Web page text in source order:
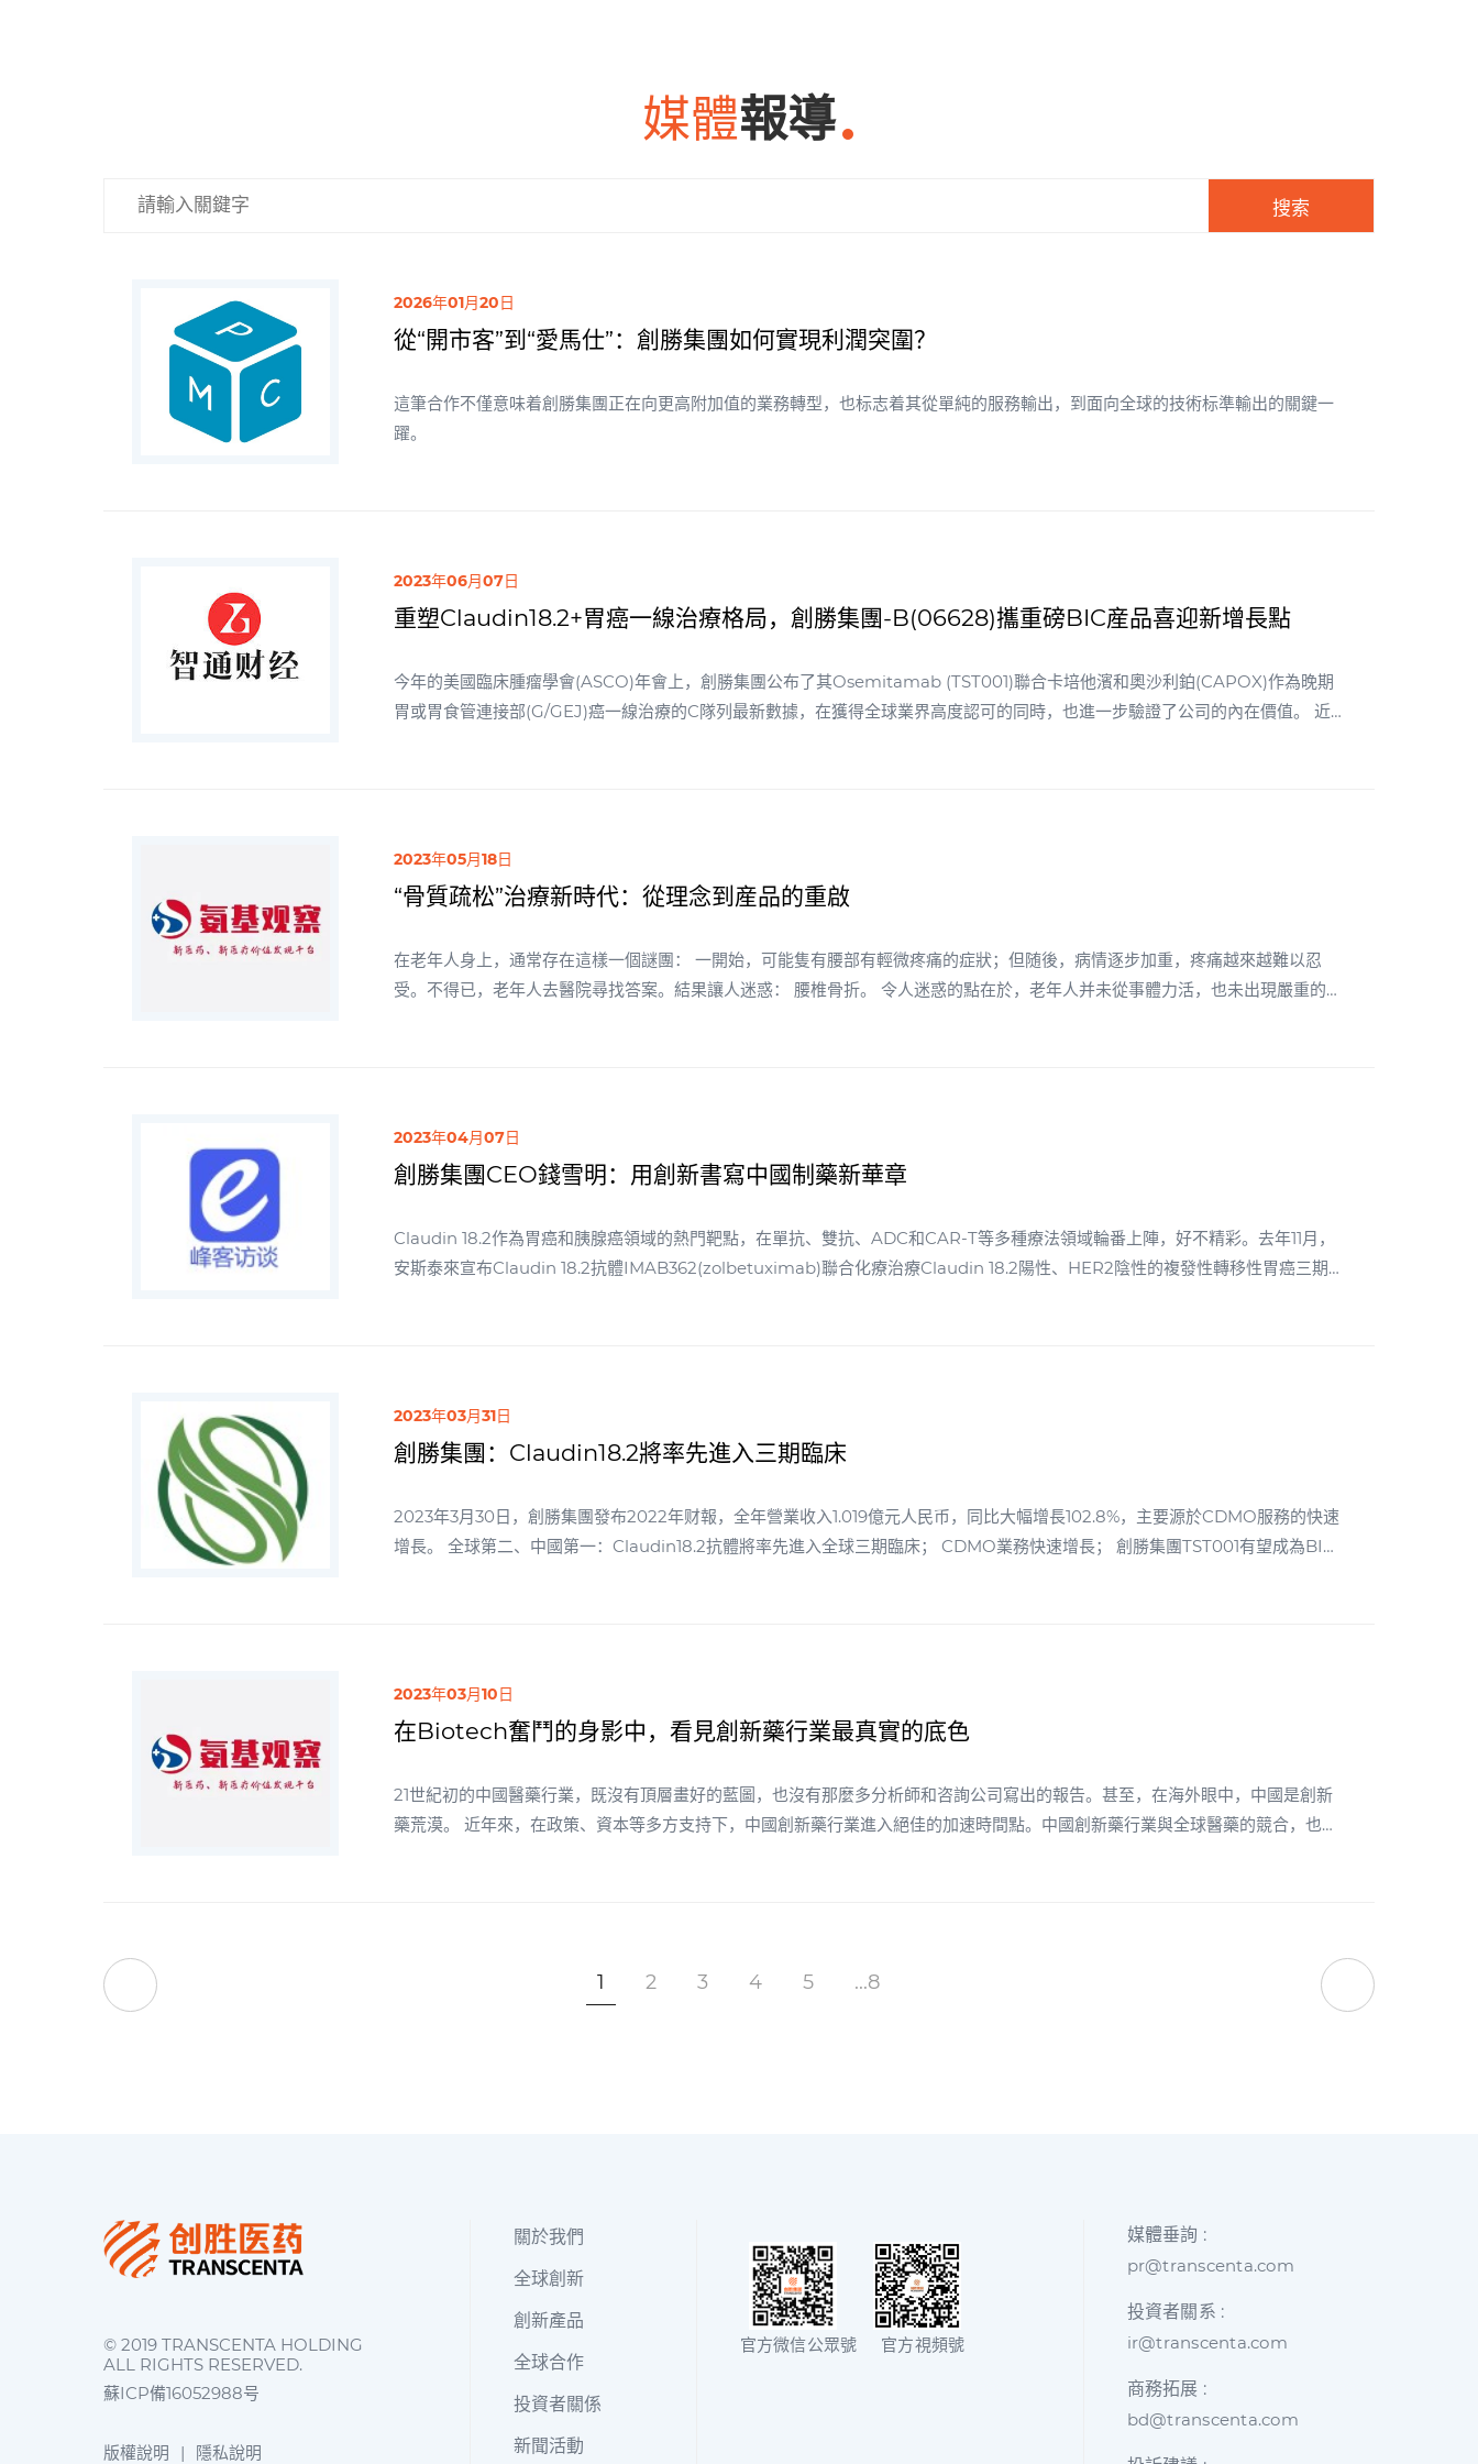
媒體報導
搜索
2026年01月20日
從“開市客”到“愛馬仕”：創勝集團如何實現利潤突圍？
這筆合作不僅意味着創勝集團正在向更高附加值的業務轉型，也标志着其從單純的服務輸出，到面向全球的技術标準輸出的關鍵一
躍。
2023年06月07日
重塑Claudin18.2+胃癌一線治療格局，創勝集團-B(06628)攜重磅BIC産品喜迎新增長點
今年的美國臨床腫瘤學會(ASCO)年會上，創勝集團公布了其Osemitamab (TST001)聯合卡培他濱和奧沙利鉑(CAPOX)作為晚期
胃或胃食管連接部(G/GEJ)癌一線治療的C隊列最新數據，在獲得全球業界高度認可的同時，也進一步驗證了公司的內在價值。 近
2023年05月18日
“骨質疏松”治療新時代：從理念到産品的重啟
在老年人身上，通常存在這樣一個謎團： 一開始，可能隻有腰部有輕微疼痛的症狀；但随後，病情逐步加重，疼痛越來越難以忍
受。不得已，老年人去醫院尋找答案。結果讓人迷惑： 腰椎骨折。 令人迷惑的點在於，老年人并未從事體力活，也未出現嚴重的磕
末期，人類對於骨質疏松的認識逐步提高，新型療法持續更疊。得益於此，年銷售額超10億美元的重磅炸彈不斷湧現。 如今，骨質
疏松治療的探索還將繼續。 在這場攻堅戰中，國內企業也將扮演重要角色。當前，以創勝集團為首的藥企，正加速引領國內骨質疏
2023年04月07日
創勝集團CEO錢雪明：用創新書寫中國制藥新華章
Claudin 18.2作為胃癌和胰腺癌領域的熱門靶點，在單抗、雙抗、ADC和CAR-T等多種療法領域輪番上陣，好不精彩。去年11月，
安斯泰來宣布Claudin 18.2抗體IMAB362(zolbetuximab)聯合化療治療Claudin 18.2陽性、HER2陰性的複發性轉移性胃癌三期臨
2023年03月31日
創勝集團：Claudin18.2將率先進入三期臨床
2023年3月30日，創勝集團發布2022年财報，全年營業收入1.019億元人民币，同比大幅增長102.8%，主要源於CDMO服務的快速
增長。 全球第二、中國第一：Claudin18.2抗體將率先進入全球三期臨床； CDMO業務快速增長； 創勝集團TST001有望成為BIC
2023年03月10日
在Biotech奮鬥的身影中，看見創新藥行業最真實的底色
21世紀初的中國醫藥行業，既沒有頂層畫好的藍圖，也沒有那麼多分析師和咨詢公司寫出的報告。甚至，在海外眼中，中國是創新
藥荒漠。 近年來，在政策、資本等多方支持下，中國創新藥行業進入絕佳的加速時間點。中國創新藥行業與全球醫藥的競合，也從
1 2 3 4 5 ...8
© 2019 TRANSCENTA HOLDING
ALL RIGHTS RESERVED.
蘇ICP備16052988号
版權說明 | 隱私說明
關於我們
全球創新
創新產品
全球合作
投資者關係
新聞活動
官方微信公眾號 官方視頻號
媒體垂詢 :
pr@transcenta.com
投資者關系 :
ir@transcenta.com
商務拓展 :
bd@transcenta.com